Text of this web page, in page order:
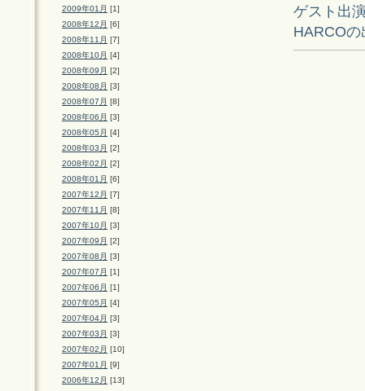
2009年01月 [1]
2008年12月 [6]
2008年11月 [7]
2008年10月 [4]
2008年09月 [2]
2008年08月 [3]
2008年07月 [8]
2008年06月 [3]
2008年05月 [4]
2008年03月 [2]
2008年02月 [2]
2008年01月 [6]
2007年12月 [7]
2007年11月 [8]
2007年10月 [3]
2007年09月 [2]
2007年08月 [3]
2007年07月 [1]
2007年06月 [1]
2007年05月 [4]
2007年04月 [3]
2007年03月 [3]
2007年02月 [10]
2007年01月 [9]
2006年12月 [13]
ゲスト出
HARCO